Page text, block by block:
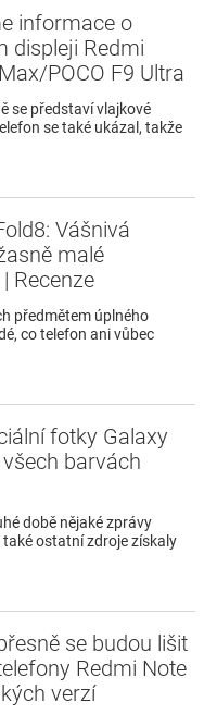
informace o
displeji Redmi
POCO F9 Ultra
se představí vlajkové
se také ukázal, takže
Vášnivá
malé
Recenze
předmětem úplného
co telefon ani vůbec
fotky Galaxy
všech barvách
době nějaké zprávy
také ostatní zdroje získaly
se budou lišit
Redmi Note
verzí